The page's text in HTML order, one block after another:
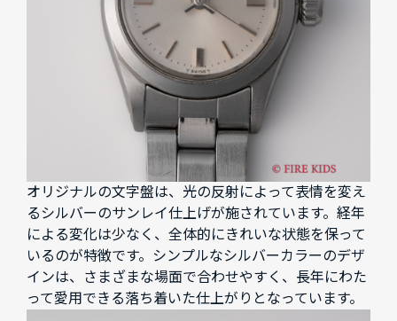
オリジナルの文字盤は、光の反射によって表情を変え
るシルバーのサンレイ仕上げが施されています。経年
による変化は少なく、全体的にきれいな状態を保って
いるのが特徴です。シンプルなシルバーカラーのデザ
インは、さまざまな場面で合わせやすく、長年にわた
って愛用できる落ち着いた仕上がりとなっています。